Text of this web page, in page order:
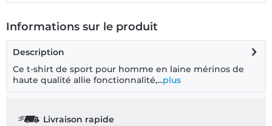
Informations sur le produit
Description
Ce t-shirt de sport pour homme en laine mérinos de
haute qualité allie fonctionnalité,...plus
Livraison rapide